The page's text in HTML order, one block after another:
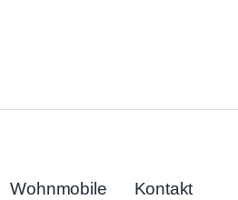
Wohnmobile Kontakt